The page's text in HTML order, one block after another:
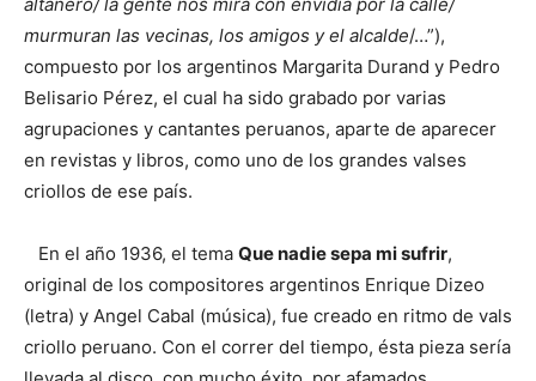
murmuran las vecinas, los amigos y el alcalde/…”),
compuesto por los argentinos Margarita Durand y Pedro
Belisario Pérez, el cual ha sido grabado por varias
agrupaciones y cantantes peruanos, aparte de aparecer
en revistas y libros, como uno de los grandes valses
criollos de ese país.
En el año 1936, el tema Que nadie sepa mi sufrir,
original de los compositores argentinos Enrique Dizeo
(letra) y Angel Cabal (música), fue creado en ritmo de vals
criollo peruano. Con el correr del tiempo, ésta pieza sería